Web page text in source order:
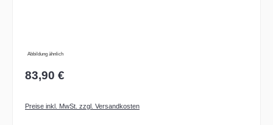
Abbildung ähnlich
83,90 €
Preise inkl. MwSt. zzgl. Versandkosten